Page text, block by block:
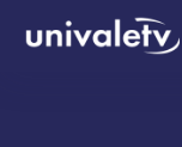
conteúdo